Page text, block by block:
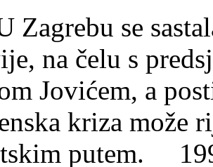
Zagrebu se
na čelu s
Jovićem, a
kriza može
putem.